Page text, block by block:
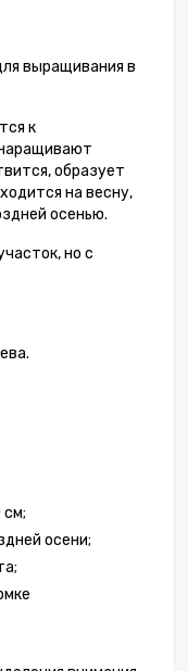
выращивания в
к
образует
на весну,
осенью.
но с
см;
осени;